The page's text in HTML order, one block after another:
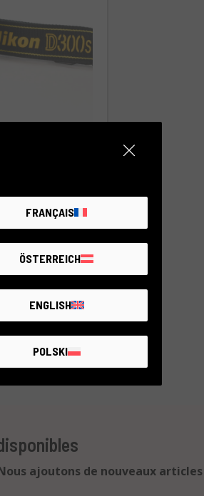
dûs à une
ajoutons de nouveaux
FRANÇAIS
ÖSTERREICH
ENGLISH
POLSKI